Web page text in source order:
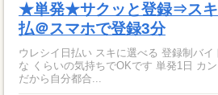
★単発★サクッと登録⇒スキ
払＠スマホで登録3分
ウレシイ日払い スキに選べる 登録制バ
な くらいの気持ちでOKです 単発1日 カ
だから自分都合...